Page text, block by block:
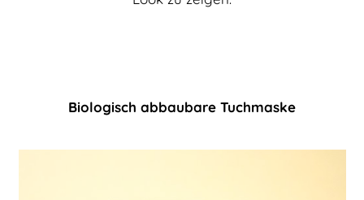
Biologisch abbaubare Tuchmaske